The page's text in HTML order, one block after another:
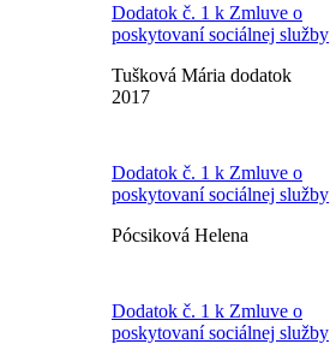
Dodatok č. 1 k Zmluve o
poskytovaní sociálnej služby
Tušková Mária dodatok
2017
Dodatok č. 1 k Zmluve o
poskytovaní sociálnej služby
Pócsiková Helena
Dodatok č. 1 k Zmluve o
poskytovaní sociálnej služby